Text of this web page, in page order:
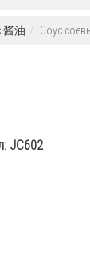
酱油 Соус
JC602